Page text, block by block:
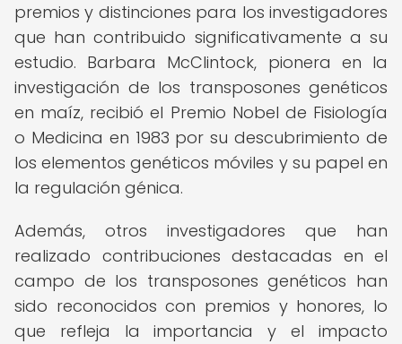
premios y distinciones para los investigadores
que han contribuido significativamente a su
estudio. Barbara McClintock, pionera en la
investigación de los transposones genéticos
en maíz, recibió el Premio Nobel de Fisiología
o Medicina en 1983 por su descubrimiento de
los elementos genéticos móviles y su papel en
la regulación génica.
Además, otros investigadores que han
realizado contribuciones destacadas en el
campo de los transposones genéticos han
sido reconocidos con premios y honores, lo
que refleja la importancia y el impacto